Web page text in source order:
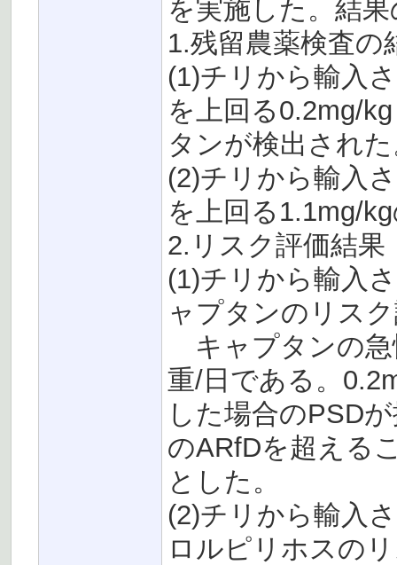
を実施した。結
1.残留農薬検査の
(1)チリから輸入
を上回る0.2mg/
タンが検出され
(2)チリから輸入
を上回る1.1mg/
2.リスク評価結果
(1)チリから輸入
ャプタンのリス
キャプタンの急
重/日である。
した場合のPSD
のARfDを超える
とした。
(2)チリから輸入
ロルピリホスの